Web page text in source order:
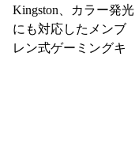
Kingston、カラー発光
にも対応したメンブ
レン式ゲーミングキ